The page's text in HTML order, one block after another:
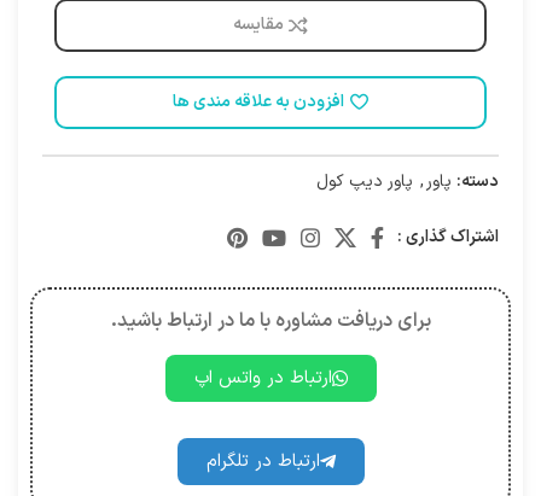
مقایسه
افزودن به علاقه مندی ها
دسته: پاور , پاور دیپ کول
اشتراک گذاری :
برای دریافت مشاوره با ما در ارتباط باشید.
ارتباط در واتس اپ
ارتباط در تلگرام